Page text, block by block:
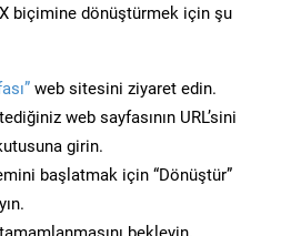
biçimine dönüştürmek için şu
web sitesini ziyaret edin.
web sayfasının URL’sini
girin.
başlatmak için “Dönüştür”